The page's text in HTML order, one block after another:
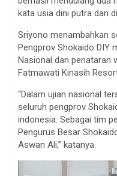
kata usia dini putra dan
Sriyono menambahkan
Pengprov Shokaido DIY
Nasional dan penataran
Fatmawati Kinasih
“Dalam ujian nasional
seluruh pengprov
indonesia. Sebagai tim
Pengurus Besar
Aswan Ali,” katanya.